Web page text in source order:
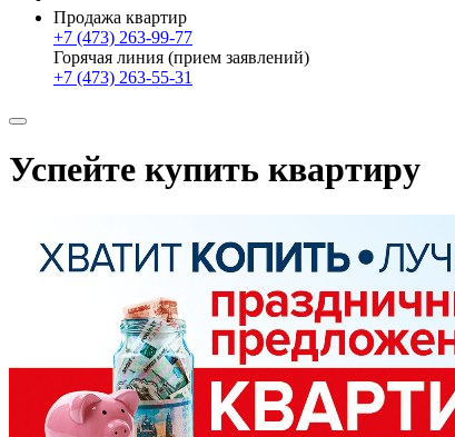
Продажа квартир
+7 (473) 263-99-77
Горячая линия (прием заявлений)
+7 (473) 263-55-31
Успейте купить квартиру